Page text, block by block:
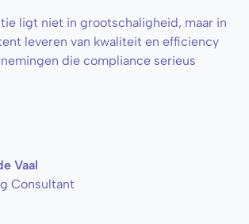
ligt niet in grootschaligheid, maar in
leveren van kwaliteit en efficiency
die compliance serieus
Vaal
Consultant